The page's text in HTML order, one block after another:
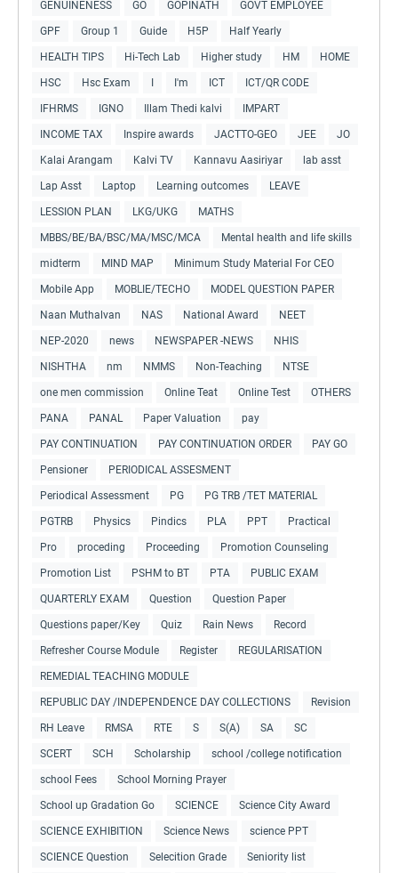
GENUINENESS GO GOPINATH GOVT EMPLOYEE
GPF Group 1 Guide H5P Half Yearly
HEALTH TIPS Hi-Tech Lab Higher study HM HOME
HSC Hsc Exam I'm ICT ICT/QR CODE
IFHRMS IGNO Illam Thedi kalvi IMPART
INCOME TAX Inspire awards JACTTO-GEO JEE JO
Kalai Arangam Kalvi TV Kannavu Aasiriyar lab asst
Lap Asst Laptop Learning outcomes LEAVE
LESSION PLAN LKG/UKG MATHS
MBBS/BE/BA/BSC/MA/MSC/MCA Mental health and life skills
midterm MIND MAP Minimum Study Material For CEO
Mobile App MOBLIE/TECHO MODEL QUESTION PAPER
Naan Muthalvan NAS National Award NEET
NEP-2020 news NEWSPAPER -NEWS NHIS
NISHTHA nm NMMS Non-Teaching NTSE
one men commission Online Teat Online Test OTHERS
PANA PANAL Paper Valuation pay
PAY CONTINUATION PAY CONTINUATION ORDER PAY GO
Pensioner PERIODICAL ASSESMENT
Periodical Assessment PG PG TRB /TET MATERIAL
PGTRB Physics Pindics PLA PPT Practical
Pro proceding Proceeding Promotion Counseling
Promotion List PSHM to BT PTA PUBLIC EXAM
QUARTERLY EXAM Question Question Paper
Questions paper/Key Quiz Rain News Record
Refresher Course Module Register REGULARISATION
REMEDIAL TEACHING MODULE
REPUBLIC DAY /INDEPENDENCE DAY COLLECTIONS Revision
RH Leave RMSA RTE S S(A) SA SC
SCERT SCH Scholarship school /college notification
school Fees School Morning Prayer
School up Gradation Go SCIENCE Science City Award
SCIENCE EXHIBITION Science News science PPT
SCIENCE Question Selecition Grade Seniority list